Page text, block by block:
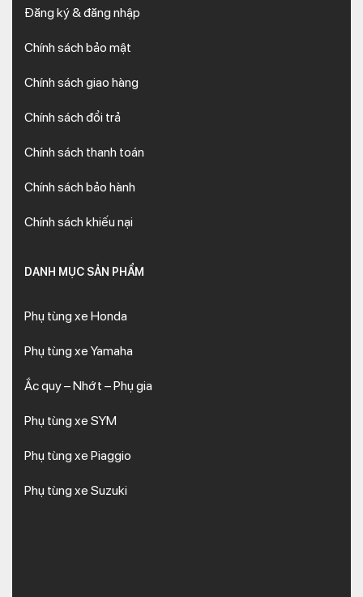
Đăng ký & đăng nhập
Chính sách bảo mật
Chính sách giao hàng
Chính sách đổi trả
Chính sách thanh toán
Chính sách bảo hành
Chính sách khiếu nại
DANH MỤC SẢN PHẨM
Phụ tùng xe Honda
Phụ tùng xe Yamaha
Ắc quy – Nhớt – Phụ gia
Phụ tùng xe SYM
Phụ tùng xe Piaggio
Phụ tùng xe Suzuki